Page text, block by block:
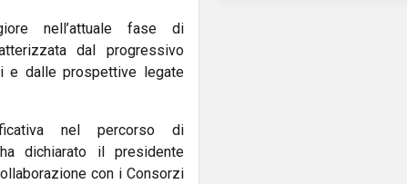
nell’attuale fase di
dal progressivo
e dalle prospettive legate
nel percorso di
dichiarato il presidente
con i Consorzi